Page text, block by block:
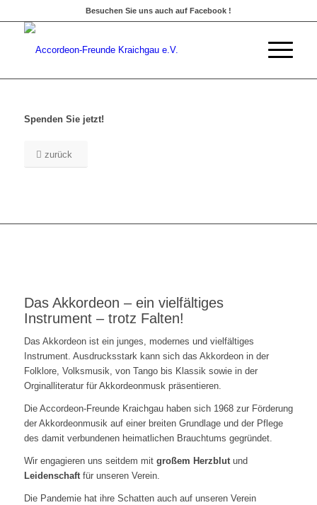
Besuchen Sie uns auch auf Facebook !
Spenden Sie jetzt!
zurück
Das Akkordeon – ein vielfältiges
Instrument – trotz Falten!
Das Akkordeon ist ein junges, modernes und vielfältiges
Instrument. Ausdrucksstark kann sich das Akkordeon in der
Folklore, Volksmusik, von Tango bis Klassik sowie in der
Orginalliteratur für Akkordeonmusk präsentieren.
Die Accordeon-Freunde Kraichgau haben sich 1968 zur Förderung
der Akkordeonmusik auf einer breiten Grundlage und der Pflege
des damit verbundenen heimatlichen Brauchtums gegründet.
Wir engagieren uns seitdem mit großem Herzblutund
Leidenschaftfür unseren Verein.
Die Pandemie hat ihre Schatten auch auf unseren Verein